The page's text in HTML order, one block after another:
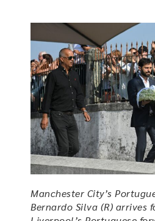
Manchester City’s
Bernardo Silva (R) arrives